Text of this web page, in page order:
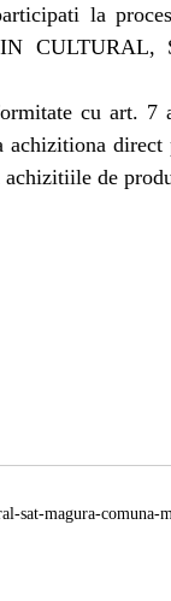
la
CULTURAL,
cu art. 7
direct
de
sat-magura-comuna-